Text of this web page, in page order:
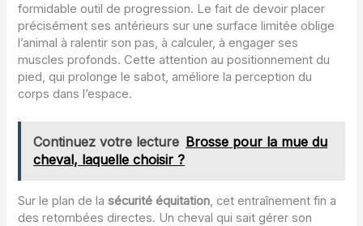
formidable outil de progression. Le fait de devoir placer
précisément ses antérieurs sur une surface limitée oblige
l’animal à ralentir son pas, à calculer, à engager ses
muscles profonds. Cette attention au positionnement du
pied, qui prolonge le sabot, améliore la perception du
corps dans l’espace.
Continuez votre lecture Brosse pour la mue du
cheval, laquelle choisir ?
Sur le plan de lasécurité équitation, cet entraînement fin a
des retombées directes. Un cheval qui sait gérer son